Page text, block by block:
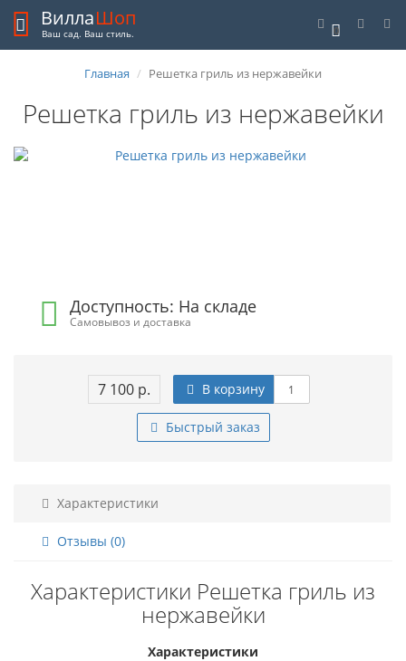
0
ВиллаШоп
Ваш сад. Ваш стиль.
Главная Решетка гриль из нержавейки
Решетка гриль из нержавейки
Доступность: На складе
Самовывоз и доставка
7 100 р. В корзину
Быстрый заказ
Характеристики
Отзывы (0)
Характеристики Решетка гриль из
нержавейки
Характеристики